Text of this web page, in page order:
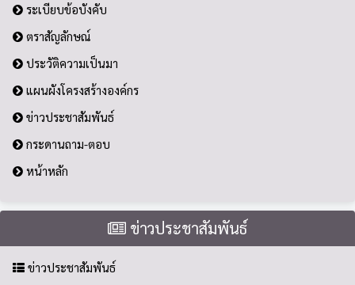
ระเบียบข้อบังคับ
ตราสัญลักษณ์
ประวัติความเป็นมา
แผนผังโครงสร้างองค์กร
ข่าวประชาสัมพันธ์
กระดานถาม-ตอบ
หน้าหลัก
ข่าวประชาสัมพันธ์
ข่าวประชาสัมพันธ์